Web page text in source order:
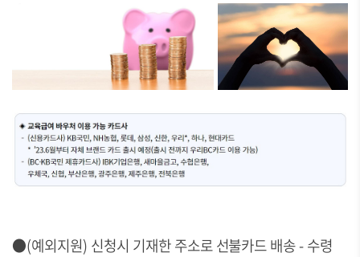
●(예외지원) 신청시 기재한 주소로 선불카드 배송 - 수령